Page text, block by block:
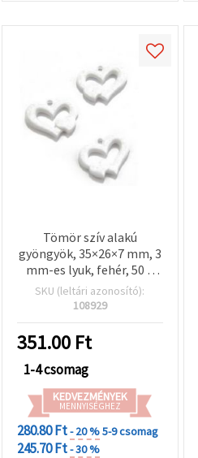
Tömör szív alakú
gyöngyök, 35×26×7 mm, 3
mm-es lyuk, fehér, 50 g
(~18 db)
SKU (leltári azonosító):
108929
351.00 Ft
1-4 csomag
KEDVEZMÉNYEK
MENNYISÉGHEZ
280.80 Ft- 20 %5-9 csomag
245.70 Ft- 30 %